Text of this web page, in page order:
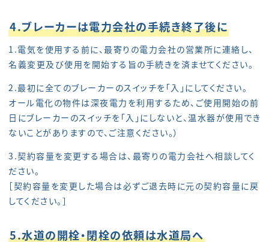
4.ブレーカーは電力会社の手続き終了後に
1.電気を使用する前に、最寄りの電力会社の営業所に連絡し、
名義変更及び使用を開始する旨の手続きを済ませてください。
2.最初に全てのブレーカーのスイッチを「入」にしてください。
オール電化の物件は深夜電力を利用するため、ご使用開始の前
日にブレーカーのスイッチを「入」にしないと、温水器が使用でき
ないことがありますので、ご注意ください。）
3.契約容量を変更する場合は、最寄りの電力会社へ相談してく
ださい。
［契約容量を変更した場合は必ずご退去時に元の契約容量に戻
してください。］
5.水道の開栓・閉栓の依頼は水道局へ